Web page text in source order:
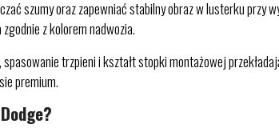
szumy oraz zapewniać stabilny obraz w lusterku przy
z kolorem nadwozia.
trzpieni i kształt stopki montażowej
premium.